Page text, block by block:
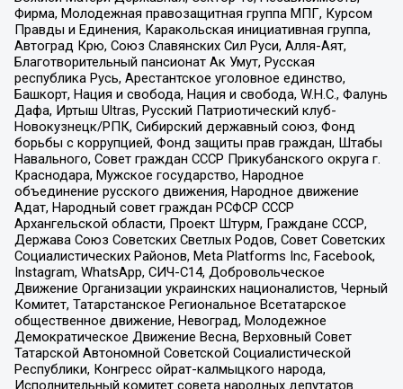
Фирма, Молодежная правозащитная группа МПГ, Курсом
Правды и Единения, Каракольская инициативная группа,
Автоград Крю, Союз Славянских Сил Руси, Алля-Аят,
Благотворительный пансионат Ак Умут, Русская
республика Русь, Арестантское уголовное единство,
Башкорт, Нация и свобода, Нация и свобода, W.H.С., Фалунь
Дафа, Иртыш Ultras, Русский Патриотический клуб-
Новокузнецк/РПК, Сибирский державный союз, Фонд
борьбы с коррупцией, Фонд защиты прав граждан, Штабы
Навального, Совет граждан СССР Прикубанского округа г.
Краснодара, Мужское государство, Народное
объединение русского движения, Народное движение
Адат, Народный совет граждан РСФСР СССР
Архангельской области, Проект Штурм, Граждане СССР,
Держава Союз Советских Светлых Родов, Совет Советских
Социалистических Районов, Meta Platforms Inc, Facebook,
Instagram, WhatsApp, СИЧ-С14, Добровольческое
Движение Организации украинских националистов, Черный
Комитет, Татарстанское Региональное Всетатарское
общественное движение, Невоград, Молодежное
Демократическое Движение Весна, Верховный Совет
Татарской Автономной Советской Социалистической
Республики, Конгресс ойрат-калмыцкого народа,
Исполнительный комитет совета народных депутатов